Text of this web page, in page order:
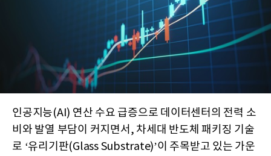
인공지능(AI) 연산 수요 급증으로 데이터센터의 전력 소
비와 발열 부담이 커지면서, 차세대 반도체 패키징 기술
로 ‘유리기판(Glass Substrate)’이 주목받고 있는 가운